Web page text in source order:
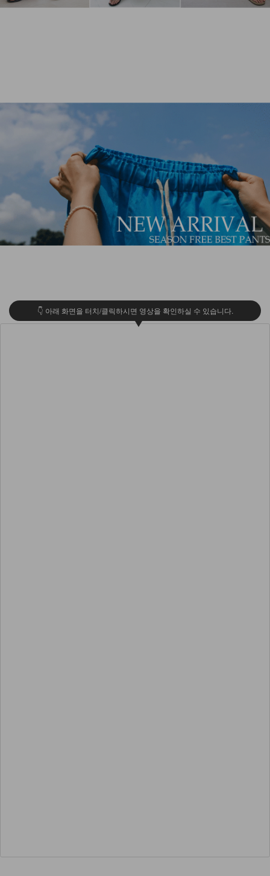
👇 아래 화면을 터치/클릭하시면 영상을 확인하실 수 있습니다.